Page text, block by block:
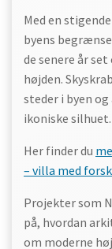
Med en
byens
de senere år
højden.
steder i byen
ikoniske silhuet.
Her finder du
– villa med
Projekter som
på, hvordan
om moderne